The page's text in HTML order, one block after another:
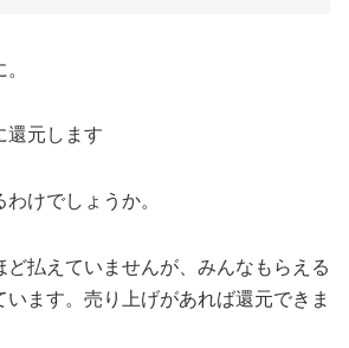
元します
けでしょうか。
払えていませんが、みんなもらえる
います。売り上げがあれば還元できま